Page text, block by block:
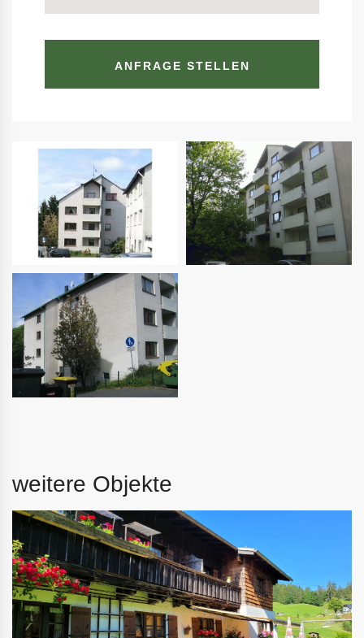
ANFRAGE STELLEN
weitere Objekte